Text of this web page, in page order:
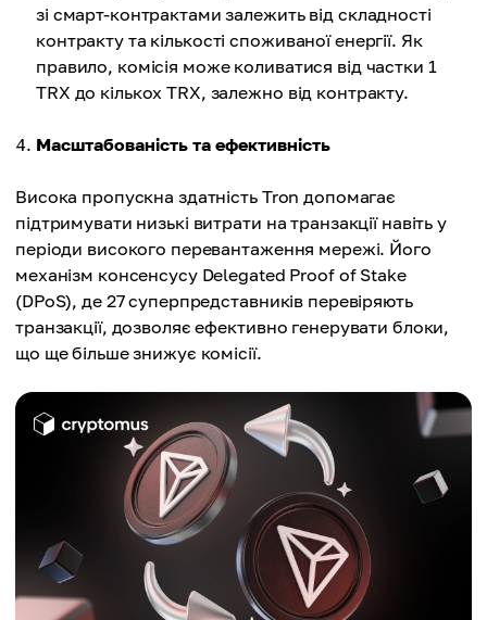
зі смарт-контрактами залежить від складності
контракту та кількості споживаної енергії. Як
правило, комісія може коливатися від частки 1
TRX до кількох TRX, залежно від контракту.
Масштабованість та ефективність
Висока пропускна здатність Tron допомагає
підтримувати низькі витрати на транзакції навіть у
періоди високого перевантаження мережі. Його
механізм консенсусу Delegated Proof of Stake
(DPoS), де 27 суперпредставників перевіряють
транзакції, дозволяє ефективно генерувати блоки,
що ще більше знижує комісії.